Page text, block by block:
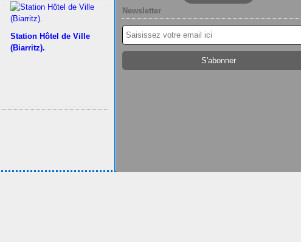
Station Hôtel de Ville
(Biarritz).
Newsletter